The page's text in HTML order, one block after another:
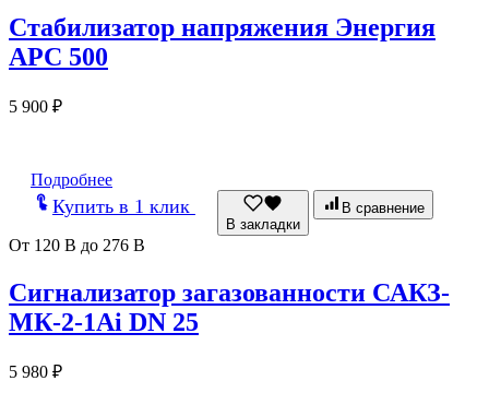
Стабилизатор напряжения Энергия
АРС 500
5 900 ₽
Подробнее
Купить в 1 клик
В закладки
В сравнение
От 120 В до 276 В
Сигнализатор загазованности САКЗ-
МК-2-1Аi DN 25
5 980 ₽